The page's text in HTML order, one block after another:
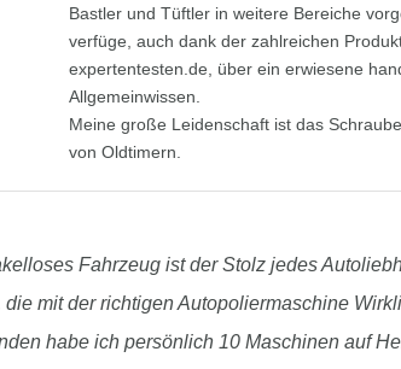
Bastler und Tüftler in weitere Bereiche
verfüge, auch dank der zahlreichen
expertentesten.de, über ein erwiesene
Allgemeinwissen.
Meine große Leidenschaft ist das
von Oldtimern.
Fahrzeug ist der Stolz jedes
die mit der richtigen Autopoliermaschine
habe ich persönlich 10 Maschinen auf